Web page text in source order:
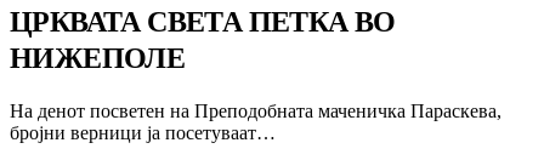
ЦРКВАТА СВЕТА ПЕТКА ВО
НИЖЕПОЛЕ
На денот посветен на Преподобната маченичка Параскева,
бројни верници ја посетуваат…